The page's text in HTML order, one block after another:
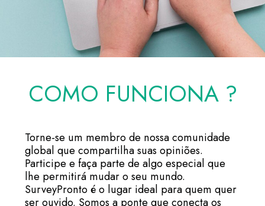
COMO FUNCIONA ?
Torne-se um membro de nossa comunidade
global que compartilha suas opiniões.
Participe e faça parte de algo especial que
lhe permitirá mudar o seu mundo.
SurveyPronto é o lugar ideal para quem quer
ser ouvido. Somos a ponte que conecta os